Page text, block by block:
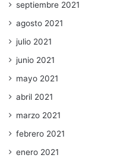
septiembre 2021
agosto 2021
julio 2021
junio 2021
mayo 2021
abril 2021
marzo 2021
febrero 2021
enero 2021